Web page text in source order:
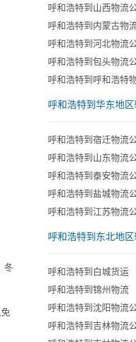
冬
呼和浩特到山西物流
呼和浩特到内蒙古物
呼和浩特到河北物流
呼和浩特到包头物流
呼和浩特到呼和浩特
呼和浩特到华东地
呼和浩特到宿迁物流
呼和浩特到山东物流
呼和浩特到泰安物流
呼和浩特到盐城物流
呼和浩特到江苏物流
呼和浩特到东北地
呼和浩特到白城货运
呼和浩特到锦州物流
呼和浩特到沈阳物流
呼和浩特到吉林物流